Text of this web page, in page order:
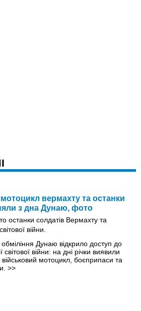
вермахту та останки
з дна Дунаю, фото
Дунаю відкрило доступ до
світової війни: на дні річки виявили
військовий мотоцикл, боєприпаси та
>>